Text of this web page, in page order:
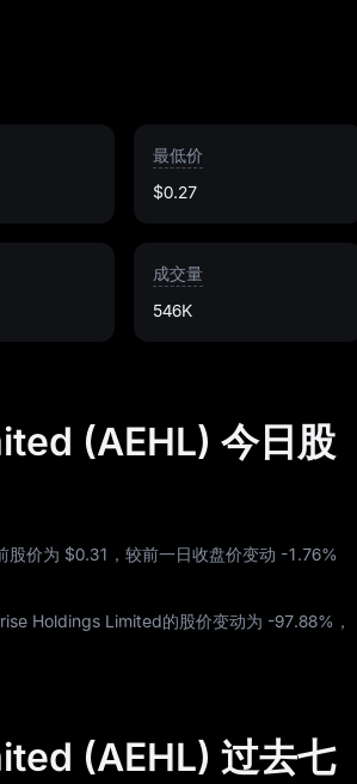
最低价
$0.27
成交量
546K
(AEHL) 今日股
股价为 $0.31 ，较前一日收盘价变动 -1.76%
Holdings Limited的股价变动为 -97.88% ，
(AEHL) 过去七